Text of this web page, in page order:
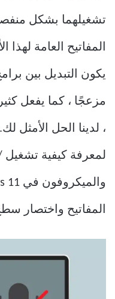
تشغيلهما بشكل
المفاتيح العامة لهذا
يكون التبديل بين
مزعجًا ، كما يفعل
، لدينا الحل الأمثل
لمعرفة كيفية تشغيل
المفاتيح واختصار